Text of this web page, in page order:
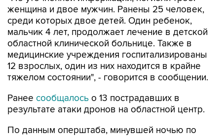
мальчик 4 лет, продолжает лечение в детской
областной клинической больнице. Также в
медицинские учреждения госпитализированы
12 взрослых, один из них находится в крайне
тяжелом состоянии", - говорится в сообщении.
Ранеесообщалосьо 13 пострадавших в
По данным оперштаба, минувшей ночью по
беспилотников, три из которых сбиты.